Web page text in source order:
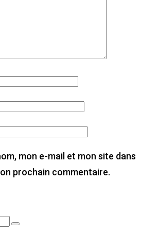
mon e-mail et mon site dans
prochain commentaire.
Search